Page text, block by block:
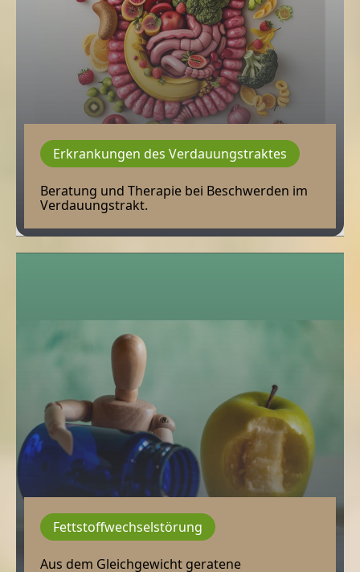
Erkrankungen des Verdauungstraktes
Beratung und Therapie bei Beschwerden im
Verdauungstrakt.
Fettstoffwechselstörung
Aus dem Gleichgewicht geratene